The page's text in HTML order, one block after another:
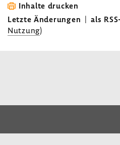
Inhalte drucken
Letzte Änderungen | als
Nutzung)